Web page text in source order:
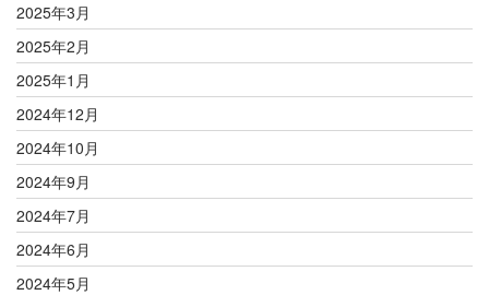
2025年3月
2025年2月
2025年1月
2024年12月
2024年10月
2024年9月
2024年7月
2024年6月
2024年5月